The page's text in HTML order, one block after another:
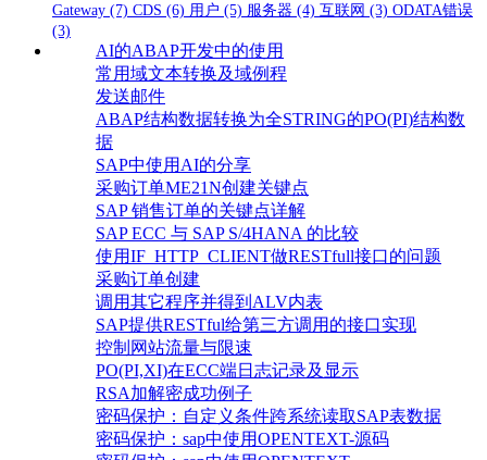
Gateway (7) CDS (6) 用户 (5) 服务器 (4) 互联网 (3) ODATA错误
(3)
AI的ABAP开发中的使用
常用域文本转换及域例程
发送邮件
ABAP结构数据转换为全STRING的PO(PI)结构数
据
SAP中使用AI的分享
采购订单ME21N创建关键点
SAP 销售订单的关键点详解
SAP ECC 与 SAP S/4HANA 的比较
使用IF_HTTP_CLIENT做RESTfull接口的问题
采购订单创建
调用其它程序并得到ALV内表
SAP提供RESTful给第三方调用的接口实现
控制网站流量与限速
PO(PI,XI)在ECC端日志记录及显示
RSA加解密成功例子
密码保护：自定义条件跨系统读取SAP表数据
密码保护：sap中使用OPENTEXT-源码